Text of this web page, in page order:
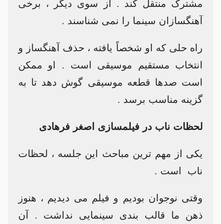
مشترک منتقل کند . از سوی دیگر ، برخی
آهنگسازان سینما را نمی شناسند .
راه حلی که او شخصاً یافته ، حذف آهنگساز و
انتخاب مستقیم موسیقی است . او ممکن
است صدها قطعه موسیقی گوش دهد تا به
گزینه مناسب برسد .
لحظات ناب در فیلمسازی اصغر فرهادی
یکی از مهم ترین مباحث این جلسه ، لحظات
ناب است .
وقتی نوجوان بودیم و فیلم می دیدیم ، هنوز
ذهن ما قالب بندی سینمایی نداشت . آن